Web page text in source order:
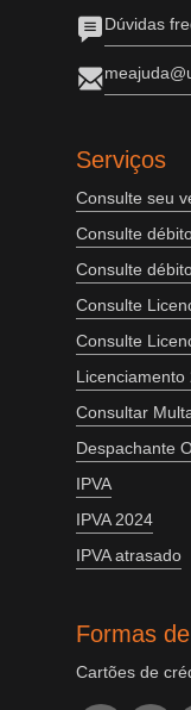
Dúvidas
Serviços
Consulte seu
Consulte
Consulte
Consulte
Consulte
Licenciamento
Consultar
Despachante
IPVA
IPVA 2024
IPVA atrasado
Formas
Cartões de